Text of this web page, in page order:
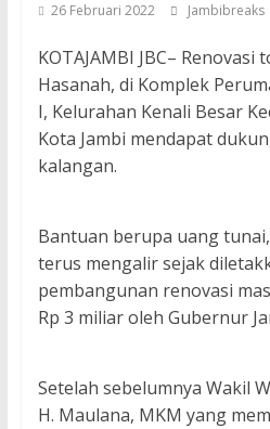
26 Februari 2022 Jambibreaks
KOTAJAMBI JBC–
Hasanah, di Komplek
I, Kelurahan Kenali Besar
Kota Jambi mendapat
kalangan.
Bantuan berupa uang
terus mengalir sejak
pembangunan renovasi
Rp 3 miliar oleh Gubernur
Setelah sebelumnya Wakil
H. Maulana, MKM yang